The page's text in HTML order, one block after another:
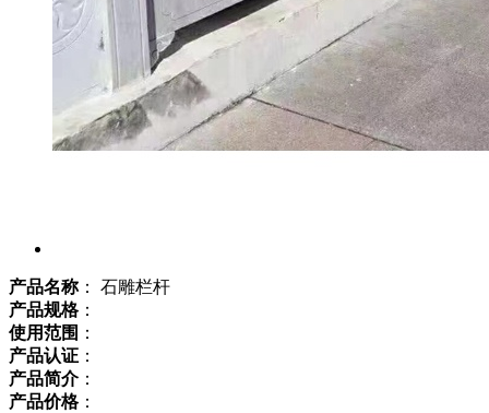
产品名称： 石雕栏杆
产品规格：
使用范围 ：
产品认证 ：
产品简介：
产品价格：